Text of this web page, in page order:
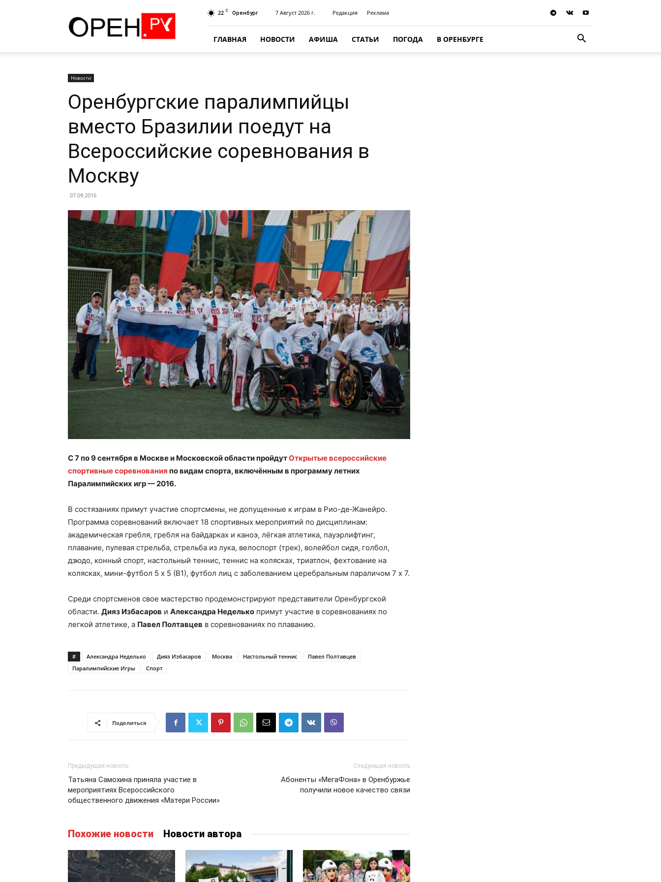
22 C Оренбург 7 Август 2026 г. Редакция Реклама
ГЛАВНАЯ НОВОСТИ АФИША СТАТЬИ ПОГОДА В ОРЕНБУРГЕ
Новости
Оренбургские паралимпийцы
вместо Бразилии поедут на
Всероссийские соревнования в
Москву
07.09.2016
С 7 по 9 сентября в Москве и Московской области пройдутОткрытые всероссийские
спортивные соревнования по видам спорта, включённым в программу летних
Паралимпийских игр — 2016.
В состязаниях примут участие спортсмены, не допущенные к играм в Рио-де-Жанейро.
Программа соревнований включает 18 спортивных мероприятий по дисциплинам:
академическая гребля, гребля на байдарках и каноэ, лёгкая атлетика, пауэрлифтинг,
плавание, пулевая стрельба, стрельба из лука, велоспорт (трек), волейбол сидя, голбол,
дзюдо, конный спорт, настольный теннис, теннис на колясках, триатлон, фехтование на
колясках, мини-футбол 5 х 5 (В1), футбол лиц с заболеванием церебральным параличом 7 х 7.
Среди спортсменов свое мастерство продемонстрируют представители Оренбургской
области. Дияз Избасаров и Александра Неделько примут участие в соревнованиях по
легкой атлетике, а Павел Полтавцев в соревнованиях по плаванию.
# Александра Неделько Дияз Избасаров Москва Настольный теннис
Павел Полтавцев
Паралимпийские Игры
Спорт
Поделиться
Предыдущая новость
Татьяна Самохина приняла участие в
мероприятиях Всероссийского
общественного движения «Матери России»
Следующая новость
Абоненты «МегаФона» в Оренбуржье
получили новое качество связи
Похожие новости Новости автора